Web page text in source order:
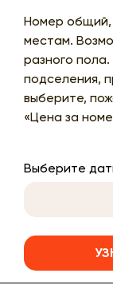
Номер общий,
местам.
разного
подселения,
выберите,
«Цена за
Выберите